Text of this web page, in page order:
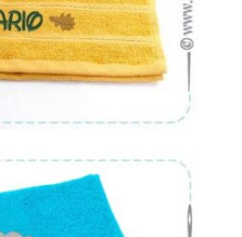
Von:€16.22